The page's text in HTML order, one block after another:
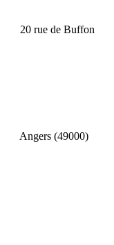
20 rue de Buffon
Angers (49000)